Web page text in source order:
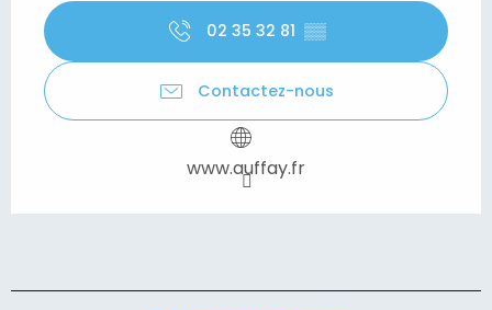
02 35 32 81 ▒▒
Contactez-nous
www.auffay.fr